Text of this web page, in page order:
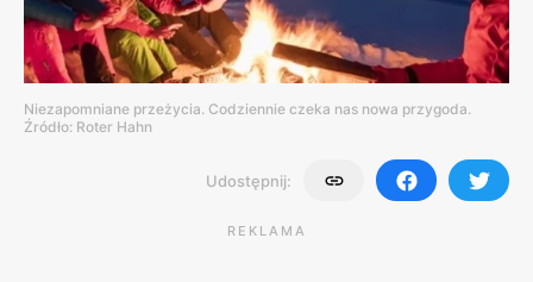
Niezapomniane przeżycia. Codziennie czeka nas nowa przygoda.
Źródło: Roter Hahn
Udostępnij:
REKLAMA